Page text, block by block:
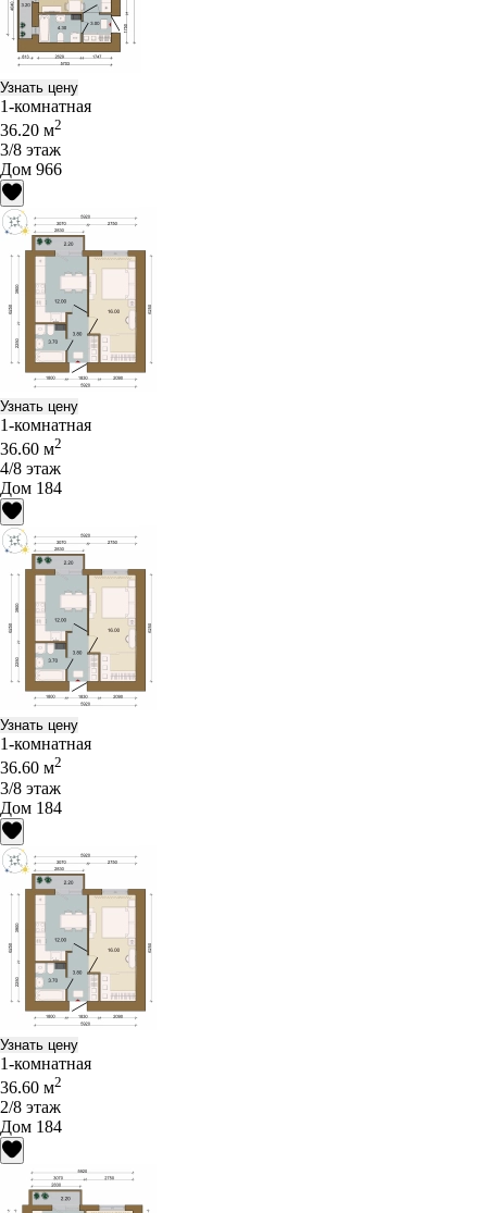
Узнать цену
1-комнатная
36.20 м2
3/8 этаж
Дом 966
Узнать цену
1-комнатная
36.60 м2
4/8 этаж
Дом 184
Узнать цену
1-комнатная
36.60 м2
3/8 этаж
Дом 184
Узнать цену
1-комнатная
36.60 м2
2/8 этаж
Дом 184